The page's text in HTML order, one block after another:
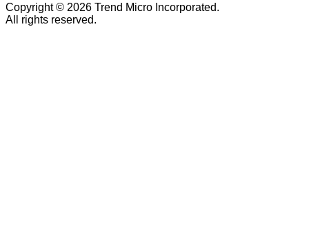
Copyright © 2026 Trend Micro Incorporated.
All rights reserved.